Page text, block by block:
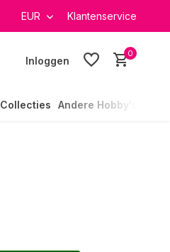
EUR Klantenservice
Inloggen
0
Collecties Andere Hobby's